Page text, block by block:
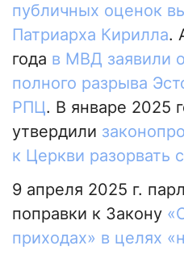
публичных оценок
Патриарха Кирилла.
года в МВД заявили
полного разрыва
РПЦ. В январе 2025
утвердили
к Церкви разорвать
9 апреля 2025 г.
поправки к Закону
приходах» в целях